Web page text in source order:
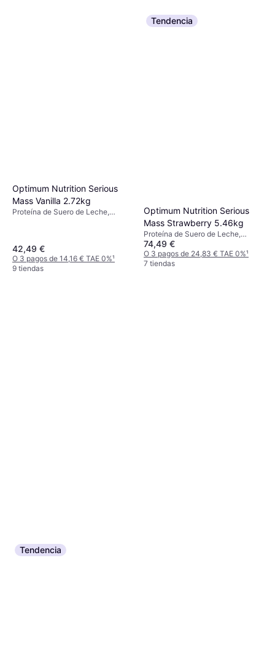
Optimum Nutrition Serious
Mass Vanilla 2.72kg
Proteína de Suero de Leche,
Cobre, Sodio, Sin azúcar, Mejora
la función muscular, Recuperación
42,49 €
O 3 pagos de 14,16 € TAE 0%¹
9 tiendas
Tendencia
Optimum Nutrition Serious
Mass Strawberry 5.46kg
Proteína de Suero de Leche,
Vitamina B, Vitamina A, Vitamina
K, Vitamina E, Vitamina D, Vitamina
C, Cobre, Hierro, Calcio, Yodo,
74,49 €
O 3 pagos de 24,83 € TAE 0%¹
7 tiendas
Tendencia